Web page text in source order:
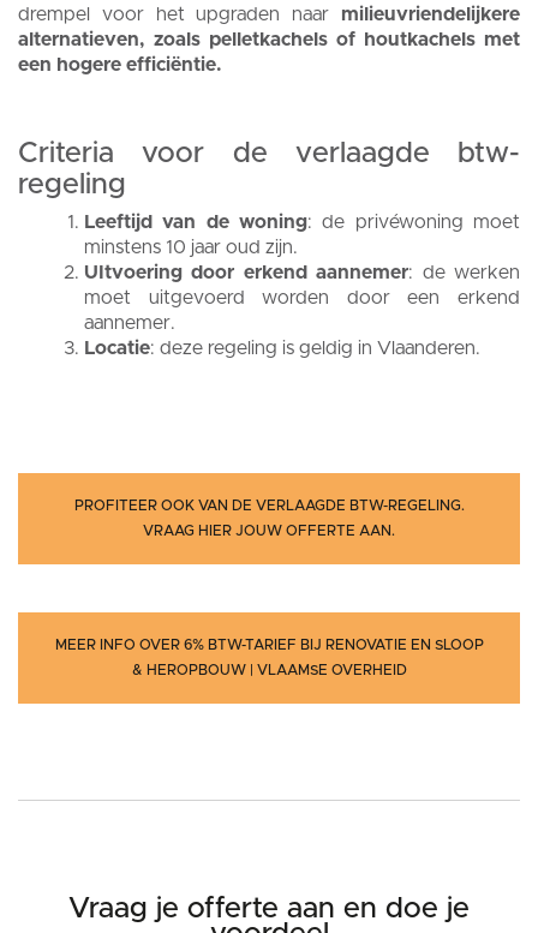
drempel voor het upgraden naar milieuvriendelijkere
alternatieven, zoals pelletkachels of houtkachels met
een hogere efficiëntie.
Criteria voor de verlaagde btw-
regeling
Leeftijd van de woning: de privéwoning moet
minstens 10 jaar oud zijn.
UItvoering door erkend aannemer: de werken
moet uitgevoerd worden door een erkend
aannemer.
Locatie: deze regeling is geldig in Vlaanderen.
PROFITEER OOK VAN DE VERLAAGDE BTW-REGELING.
VRAAG HIER JOUW OFFERTE AAN.
MEER INFO OVER 6% BTW-TARIEF BIJ RENOVATIE EN SLOOP
& HEROPBOUW | VLAAMSE OVERHEID
Vraag je offerte aan en doe je